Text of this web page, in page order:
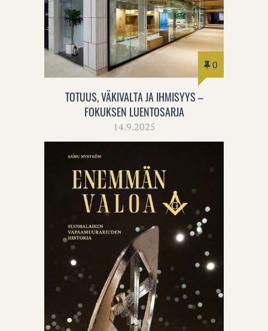
0
TOTUUS, VÄKIVALTA JA IHMISYYS –
FOKUKSEN LUENTOSARJA
14.9.2025